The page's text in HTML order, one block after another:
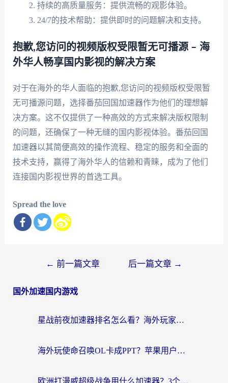
持续的高质量服务：提供流畅的观影体验。
24/7的技术帮助：提供即时的问题解决和支持。
抱歉,您访问的视频版权受限暂无可播源 – 海
外华人畅享国内影视的解决方案
对于在海外的华人面临的抱歉,您访问的视频版权受限暂
无可播源问题，选择番茄回国加速器作为他们的理想解
决方案。这不仅提供了一种高效的方式来解决版权限制
的问题，还确保了一种无缝的国内影视体验。番茄回国
加速器以其简便高效的操作流程、稳定的服务和全面的
技术支持，赢得了海外华人的信赖和青睐，成为了他们
连接国内影视世界的首选工具。
Spread the love
导
← 前一篇文章 后一篇文章 →
国外加速国内游戏
星战前夜加速器排名怎么看？海外玩家国服游戏畅玩终极指南（附欧洲玩跑跑我的起源解决方案）
海外玩使命召唤OL卡成PPT？苹果用户必看：使命召唤OL国外加速器下载苹果版指南